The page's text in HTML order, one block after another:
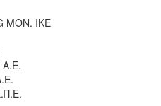
MON. IKE